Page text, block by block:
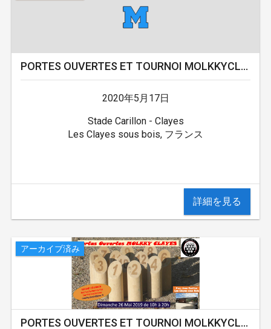
PORTES OUVERTES ET TOURNOI MOLKKYCLAYES
2020年5月17日
Stade Carillon - Clayes
Les Clayes sous bois, フランス
詳細を見る
アーカイブ済み
PORTES OUVERTES ET TOURNOI MOLKKYCLAYES